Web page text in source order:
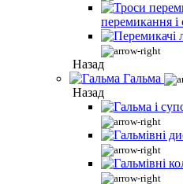
перемикання і
Назад
Гальма
Назад